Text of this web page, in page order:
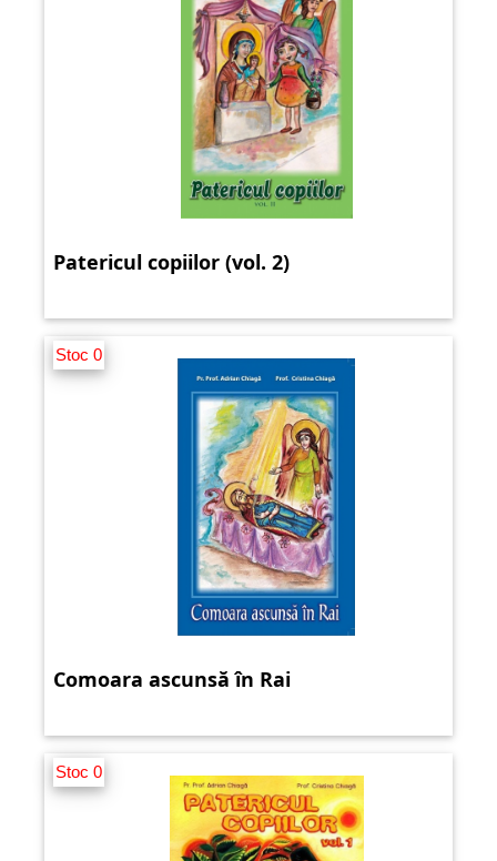
Patericul copiilor (vol. 2)
Stoc 0
Comoara ascunsă în Rai
Stoc 0